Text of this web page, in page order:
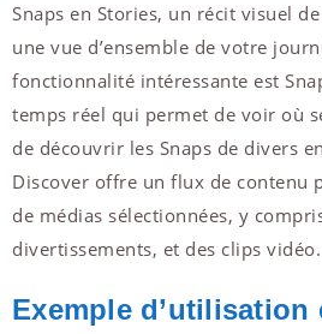
Snaps en Stories, un récit visuel
une vue d’ensemble de votre
fonctionnalité intéressante est
temps réel qui permet de voir où
de découvrir les Snaps de divers
Discover offre un flux de contenu
de médias sélectionnées, y
divertissements, et des clips vidéo.
Exemple d’utilisation